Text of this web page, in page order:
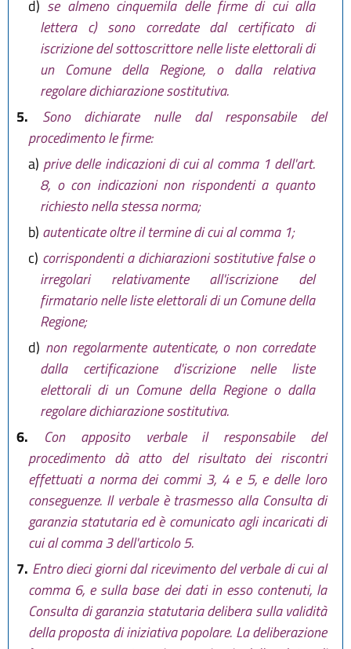
d) se almeno cinquemila delle firme di cui alla
lettera c) sono corredate dal certificato di
iscrizione del sottoscrittore nelle liste elettorali di
un Comune della Regione, o dalla relativa
regolare dichiarazione sostitutiva.
5.
Sono dichiarate nulle dal responsabile del
procedimento le firme:
a) prive delle indicazioni di cui al comma 1 dell'art.
8, o con indicazioni non rispondenti a quanto
richiesto nella stessa norma;
b) autenticate oltre il termine di cui al comma 1;
c) corrispondenti a dichiarazioni sostitutive false o
irregolari relativamente all'iscrizione del
firmatario nelle liste elettorali di un Comune della
Regione;
d) non regolarmente autenticate, o non corredate
dalla certificazione d'iscrizione nelle liste
elettorali di un Comune della Regione o dalla
regolare dichiarazione sostitutiva.
6.
Con apposito verbale il responsabile del
procedimento dà atto del risultato dei riscontri
effettuati a norma dei commi 3, 4 e 5, e delle loro
conseguenze. Il verbale è trasmesso alla Consulta di
garanzia statutaria ed è comunicato agli incaricati di
cui al comma 3 dell'articolo 5.
7. Entro dieci giorni dal ricevimento del verbale di cui al
comma 6, e sulla base dei dati in esso contenuti, la
Consulta di garanzia statutaria delibera sulla validità
della proposta di iniziativa popolare. La deliberazione